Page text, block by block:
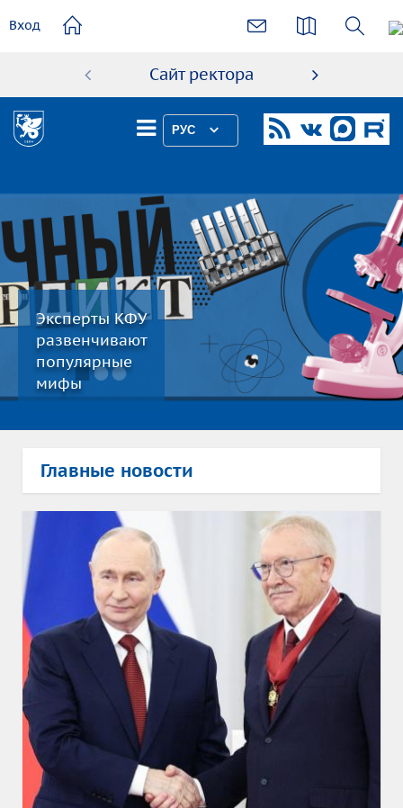
содержанию
Вход
Сайт ректора
РУС
Эксперты КФУ
развенчивают
популярные
мифы
Главные новости